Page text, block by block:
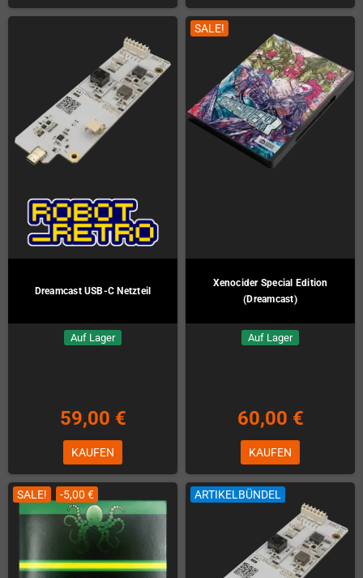
Dreamcast USB-C Netzteil
Auf Lager
59,00 €
KAUFEN
SALE!
Xenocider Special Edition
(Dreamcast)
Auf Lager
60,00 €
KAUFEN
SALE! -5,00 € ARTIKELBÜNDEL